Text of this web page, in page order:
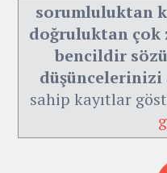
sorumluluktan
doğruluktan çok
bencildir
düşüncelerinizi
sahip kayıtlar